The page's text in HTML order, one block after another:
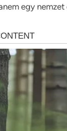
egy